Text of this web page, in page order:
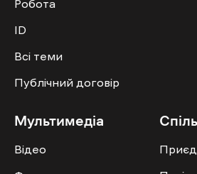
Робота
ID
Всі теми
Публічний договір
Мультимедіа
Відео